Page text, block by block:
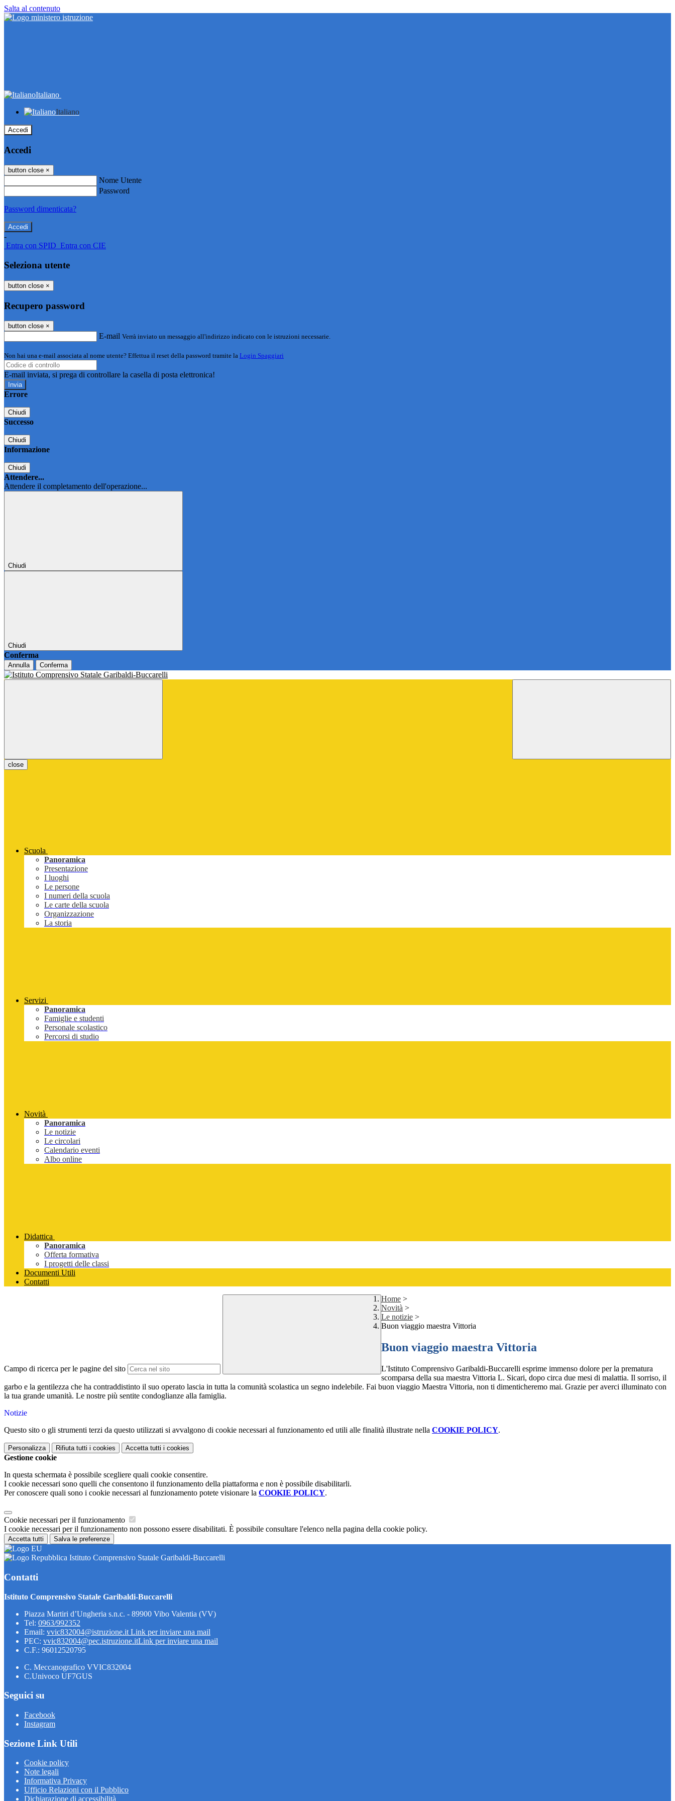
Salta al contenuto
Italiano
Italiano
Accedi
Accedi
button close ×
Nome Utente
Password
Password dimenticata?
-
Entra con SPID Entra con CIE
Seleziona utente
button close ×
Recupero password
button close ×
E-mail Verrà inviato un messaggio all'indirizzo indicato con le istruzioni necessarie.
Non hai una e-mail associata al nome utente? Effettua il reset della password tramite la Login Spaggiari
E-mail inviata, si prega di controllare la casella di posta elettronica!
Errore
Chiudi
Successo
Chiudi
Informazione
Chiudi
Attendere...
Attendere il completamento dell'operazione...
Chiudi
Chiudi
Conferma
Annulla Conferma
close
Scuola
Panoramica
Presentazione
I luoghi
Le persone
I numeri della scuola
Le carte della scuola
Organizzazione
La storia
Servizi
Panoramica
Famiglie e studenti
Personale scolastico
Percorsi di studio
Novità
Panoramica
Le notizie
Le circolari
Calendario eventi
Albo online
Didattica
Panoramica
Offerta formativa
I progetti delle classi
Documenti Utili
Contatti
Campo di ricerca per le pagine del sito
Home >
Novità >
Le notizie >
Buon viaggio maestra Vittoria
Buon viaggio maestra Vittoria
L'Istituto Comprensivo Garibaldi-Buccarelli esprime immenso dolore per la prematura
scomparsa della sua maestra Vittoria L. Sicari, dopo circa due mesi di malattia. Il sorriso, il
garbo e la gentilezza che ha contraddistinto il suo operato lascia in tutta la comunità scolastica un segno indelebile. Fai buon viaggio Maestra Vittoria, non ti dimenticheremo mai. Grazie per averci illuminato con
la tua grande umanità. Le nostre più sentite condoglianze alla famiglia.
Notizie
Questo sito o gli strumenti terzi da questo utilizzati si avvalgono di cookie necessari al funzionamento ed utili alle finalità illustrate nella COOKIE POLICY.
Personalizza Rifiuta tutti i cookies Accetta tutti i cookies
Gestione cookie
In questa schermata è possibile scegliere quali cookie consentire.
I cookie necessari sono quelli che consentono il funzionamento della piattaforma e non è possibile disabilitarli.
Per conoscere quali sono i cookie necessari al funzionamento potete visionare la COOKIE POLICY.
Cookie necessari per il funzionamento
I cookie necessari per il funzionamento non possono essere disabilitati. È possibile consultare l'elenco nella pagina della cookie policy.
Accetta tutti Salva le preferenze
Istituto Comprensivo Statale Garibaldi-Buccarelli
Contatti
Istituto Comprensivo Statale Garibaldi-Buccarelli
Piazza Martiri d’Ungheria s.n.c. - 89900 Vibo Valentia (VV)
Tel: 0963/992352
Email: vvic832004@istruzione.it Link per inviare una mail
PEC: vvic832004@pec.istruzione.itLink per inviare una mail
C.F.: 96012520795
C. Meccanografico VVIC832004
C.Univoco UF7GUS
Seguici su
Facebook
Instagram
Sezione Link Utili
Cookie policy
Note legali
Informativa Privacy
Ufficio Relazioni con il Pubblico
Dichiarazione di accessibilità